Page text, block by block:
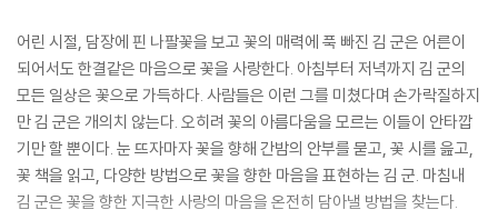
어린 시절, 담장에 핀 나팔꽃을 보고 꽃의 매력에 푹 빠진 김 군은 어른이
되어서도 한결같은 마음으로 꽃을 사랑한다. 아침부터 저녁까지 김 군의
모든 일상은 꽃으로 가득하다. 사람들은 이런 그를 미쳤다며 손가락질하지
만 김 군은 개의치 않는다. 오히려 꽃의 아름다움을 모르는 이들이 안타깝
기만 할 뿐이다. 눈 뜨자마자 꽃을 향해 간밤의 안부를 묻고, 꽃 시를 읊고,
꽃 책을 읽고, 다양한 방법으로 꽃을 향한 마음을 표현하는 김 군. 마침내
김 군은 꽃을 향한 지극한 사랑의 마음을 온전히 담아낼 방법을 찾는다.